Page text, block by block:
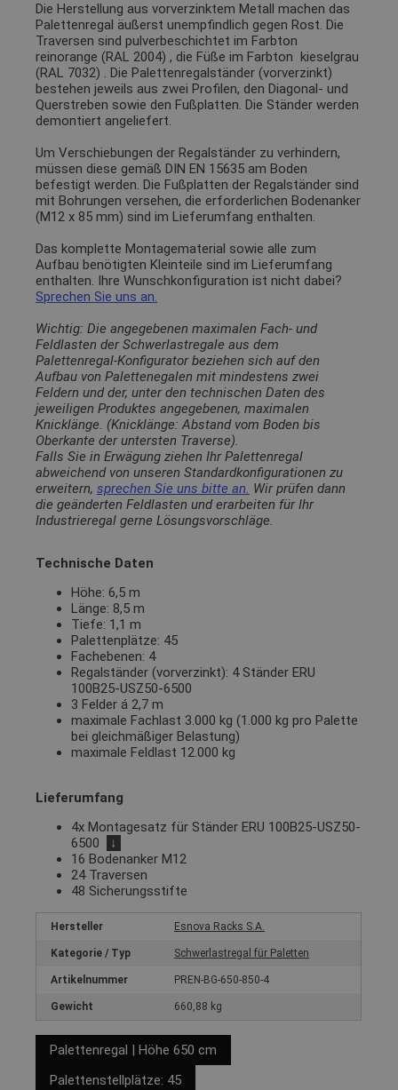
Die Herstellung aus vorverzinktem Metall machen das
Palettenregal äußerst unempfindlich gegen Rost. Die
Traversen sind pulverbeschichtet im Farbton
reinorange (RAL 2004) , die Füße im Farbton
kieselgrau
(RAL 7032) . Die Palettenregalständer (vorverzinkt)
bestehen jeweils aus zwei Profilen, den Diagonal- und
Querstreben sowie den Fußplatten. Die Ständer werden
demontiert angeliefert.
Um Verschiebungen der Regalständer zu verhindern,
müssen diese gemäß DIN EN 15635 am Boden
befestigt werden. Die Fußplatten der Regalständer sind
mit Bohrungen versehen, die erforderlichen Bodenanker
(M12 x 85 mm) sind im Lieferumfang enthalten.
Das komplette Montagematerial sowie alle zum
Aufbau benötigten Kleinteile sind im Lieferumfang
enthalten. Ihre Wunschkonfiguration ist nicht dabei?
Sprechen Sie uns an.
Wichtig: Die angegebenen maximalen Fach- und
Feldlasten der Schwerlastregale aus dem
Palettenregal-Konfigurator beziehen sich auf den
Aufbau von Palettenegalen mit mindestens zwei
Feldern und der, unter den technischen Daten des
jeweiligen Produktes angegebenen, maximalen
Knicklänge. (Knicklänge: Abstand vom Boden bis
Oberkante der untersten Traverse).
Falls Sie in Erwägung ziehen Ihr Palettenregal
abweichend von unseren Standardkonfigurationen zu
erweitern, sprechen Sie uns bitte an. Wir prüfen dann
die geänderten Feldlasten und erarbeiten für Ihr
Industrieregal gerne Lösungsvorschläge.
Technische Daten
Höhe: 6,5 m
Länge: 8,5 m
Tiefe: 1,1 m
Palettenplätze: 45
Fachebenen: 4
Regalständer (vorverzinkt): 4 Ständer ERU
100B25-USZ50-6500
3 Felder á 2,7 m
maximale Fachlast 3.000 kg (1.000 kg pro Palette
bei gleichmäßiger Belastung)
maximale Feldlast 12.000 kg
Lieferumfang
4x Montagesatz für Ständer ERU 100B25-USZ50-
6500
↓
16 Bodenanker M12
24 Traversen
48 Sicherungsstifte
Hersteller Esnova Racks S.A.
Kategorie / Typ Schwerlastregal für Paletten
Artikelnummer PREN-BG-650-850-4
Gewicht 660,88 kg
Palettenregal | Höhe 650 cm
Palettenstellplätze: 45